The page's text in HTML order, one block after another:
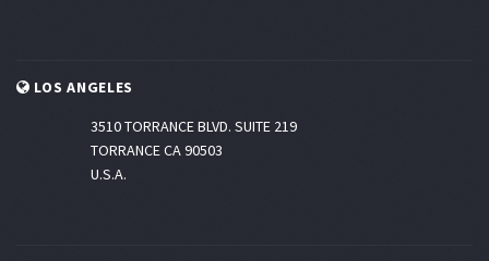
LOS ANGELES
3510 TORRANCE BLVD. SUITE 219
TORRANCE CA 90503
U.S.A.